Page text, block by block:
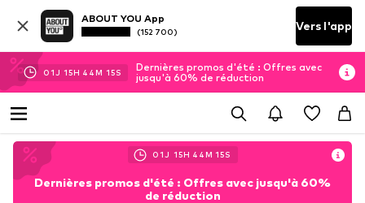
ABOUT YOU App
(152 700) Vers l'app
01J 15H 44M 15S
Dernières promos d'été : Offres avec
jusqu'à 60% de réduction
01J 15H 44M 15S
Dernières promos d'été : Offres avec jusqu'à 60%
de réduction